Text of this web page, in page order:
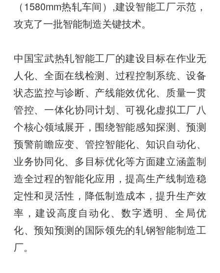
（1580mm热轧车间）,建设智能工厂示范，
攻克了一批智能制造关键技术。
中国宝武热轧智能工厂的建设目标在作业无
人化、全面在线检测、过程控制系统、设备
状态监控与诊断、产线能效优化、质量一贯
管控、一体化协同计划、可视化虚拟工厂八
个核心领域展开，围绕智能感知探测、预测
预警前瞻应变、管控智能化、知识自动化、
业务协同化、多目标优化等方面建立涵盖制
造全过程的智能化应用，提高生产线制造稳
定性和灵活性，降低制造成本，提升生产效
率，建设高度自动化、数字透明、全局优
化、预知预测的国际领先的轧钢智能制造工
厂。